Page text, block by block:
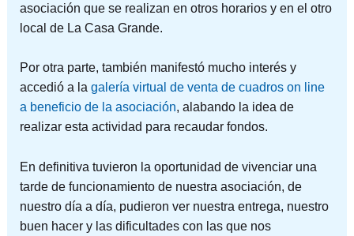
asociación que se realizan en otros horarios y en el otro
local de La Casa Grande.
Por otra parte, también manifestó mucho interés y
accedió a la galería virtual de venta de cuadros on line
a beneficio de la asociación, alabando la idea de
realizar esta actividad para recaudar fondos.
En definitiva tuvieron la oportunidad de vivenciar una
tarde de funcionamiento de nuestra asociación, de
nuestro día a día, pudieron ver nuestra entrega, nuestro
buen hacer y las dificultades con las que nos